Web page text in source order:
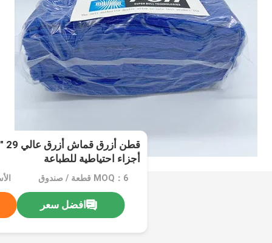
أجزاء احتياطية للطباعة
MOQ：6 قطعة / صندوق
افضل سعر